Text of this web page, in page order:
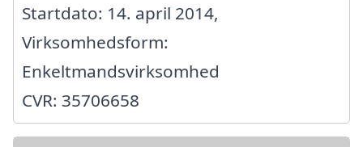
Startdato: 14. april 2014,
Virksomhedsform:
Enkeltmandsvirksomhed
CVR: 35706658